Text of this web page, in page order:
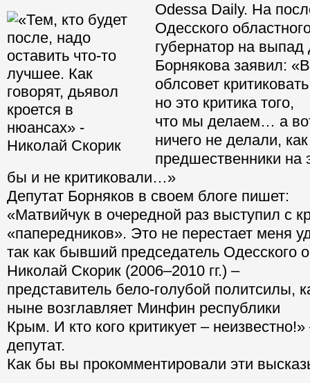
Odessa Daily. На
Одесского
губернатор на выпад
Борнякова заявил:
облсовет
но это критика того,
что мы делаем… а
ничего не делали,
предшественники на
бы и не критиковали…»
Депутат Борняков в своем блоге пишет:
«Матвийчук в очередной раз выступил с
«папередников». Это не перестает меня
так как бывший председатель Одесского
Николай Скорик (2006–2010 гг.) –
представитель бело-голубой политсилы,
ныне возглавляет Минфин республики
Крым. И кто кого критикует –
депутат.
Как бы вы прокомментировали эти